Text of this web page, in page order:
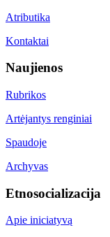
Atributika
Kontaktai
Naujienos
Rubrikos
Artėjantys renginiai
Spaudoje
Archyvas
Etnosocializacija
Apie iniciatyvą